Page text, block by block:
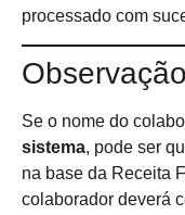
processado com
Se o nome do
sistema, pode ser
na base da Receita
colaborador deverá